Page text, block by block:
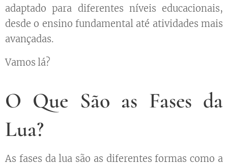
adaptado para diferentes níveis educacionais,
desde o ensino fundamental até atividades mais
avançadas.
Vamos lá?
O Que São as Fases da
Lua?
As fases da lua são as diferentes formas como a